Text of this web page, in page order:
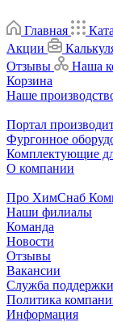
Главная
Акции
Отзывы
Наша
Корзина
Наше
Портал
Фургонное
Комплектующие
О компании
Про ХимСнаб
Наши филиалы
Команда
Новости
Отзывы
Вакансии
Служба
Политика
Информация